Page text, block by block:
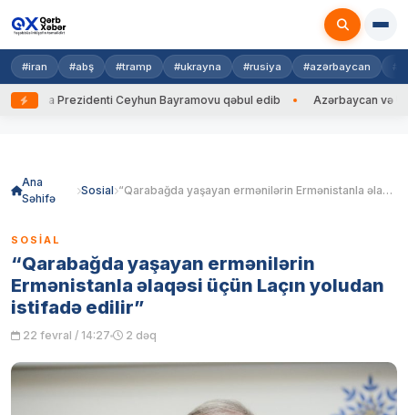
#iran #abş #tramp #ukrayna #rusiya #azərbaycan
Prezidenti Ceyhun Bayramovu qəbul edib Azərbaycan və
Ana
Səhifə
Sosial “Qarabağda yaşayan ermənilərin Ermənistanla əlaqəsi üçün Laçın yoludan istifadə edilir”
SOSIAL
“Qarabağda yaşayan ermənilərin
Ermənistanla əlaqəsi üçün Laçın yoludan
istifadə edilir”
22 fevral / 14:27 2 dəq